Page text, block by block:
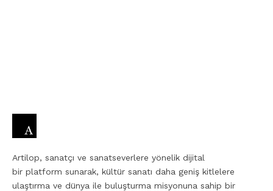
Artilop, sanatçı ve sanatseverlere yönelik dijital
bir platform sunarak, kültür sanatı daha geniş kitlelere
ulaştırma ve dünya ile buluşturma misyonuna sahip bir